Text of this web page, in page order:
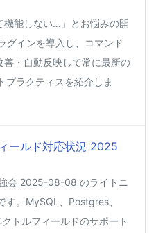
機能しない…」とお悩みの開
グインを導入し、コマンド
・自動反映して常に最新の
プラクティスを紹介しま
ールド対応状況 2025
会 2025-08-08 のライトニ
す。MySQL、Postgres、
トルフィールドのサポート